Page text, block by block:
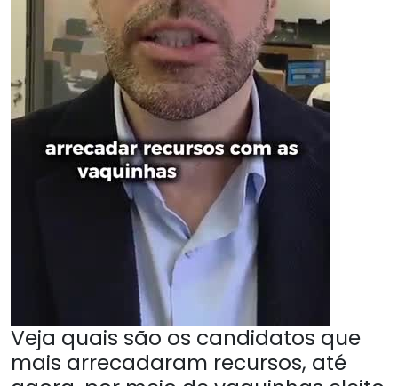
Veja quais são os candidatos que
mais arrecadaram recursos, até